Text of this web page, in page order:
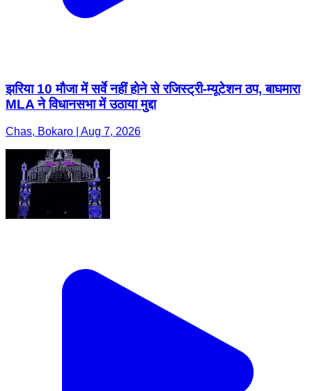
झरिया 10 मौजा में सर्वे नहीं होने से रजिस्ट्री-म्यूटेशन ठप, बाघमारा
MLA ने विधानसभा में उठाया मुद्दा
Chas, Bokaro | Aug 7, 2026